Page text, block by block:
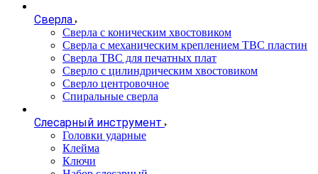
Сверла
Сверла с коническим хвостовиком
Сверла с механическим креплением ТВС пластин
Сверла ТВС для печатных плат
Сверло с цилиндрическим хвостовиком
Сверло центровочное
Спиральные cверла
Слесарный инструмент
Головки ударные
Клейма
Ключи